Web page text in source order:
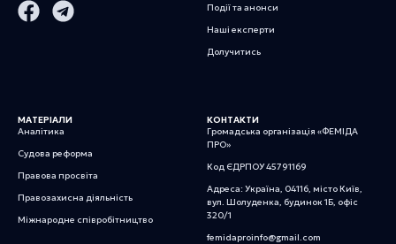
Події та анонси
Наші експерти
Долучитись
МАТЕРІАЛИ
Аналітика
Судова реформа
Правова просвіта
Правозахисна діяльність
Міжнародне співробітництво
КОНТАКТИ
Громадська організація «ФЕМІДА
ПРО»
Код ЄДРПОУ 45791169
Адреса: Україна, 04116, місто Київ,
вул. Шолуденка, будинок 1Б, офіс
320/1
femidaproinfo@gmail.com